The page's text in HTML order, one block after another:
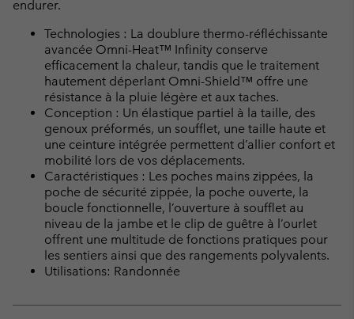
endurer.
Technologies : La doublure thermo-réfléchissante
avancée Omni-Heat™ Infinity conserve
efficacement la chaleur, tandis que le traitement
hautement déperlant Omni-Shield™ offre une
résistance à la pluie légère et aux taches.
Conception : Un élastique partiel à la taille, des
genoux préformés, un soufflet, une taille haute et
une ceinture intégrée permettent d’allier confort et
mobilité lors de vos déplacements.
Caractéristiques : Les poches mains zippées, la
poche de sécurité zippée, la poche ouverte, la
boucle fonctionnelle, l’ouverture à soufflet au
niveau de la jambe et le clip de guêtre à l’ourlet
offrent une multitude de fonctions pratiques pour
les sentiers ainsi que des rangements polyvalents.
Utilisations: Randonnée